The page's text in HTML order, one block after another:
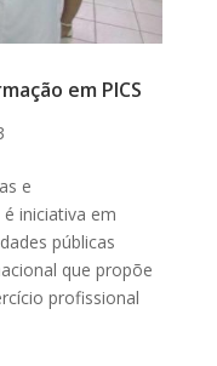
em PICS
e
iniciativa em
públicas
que propõe
profissional